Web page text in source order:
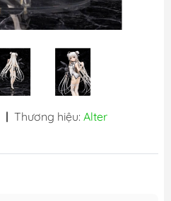
| Thương hiệu: Alter